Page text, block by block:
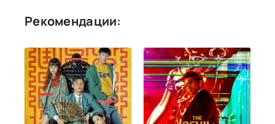
Рекомендации: